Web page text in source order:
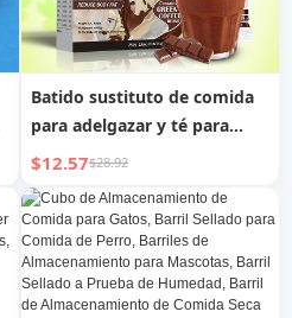
Batido sustituto de comida
para adelgazar y té para
perder peso
$12.57$28.92